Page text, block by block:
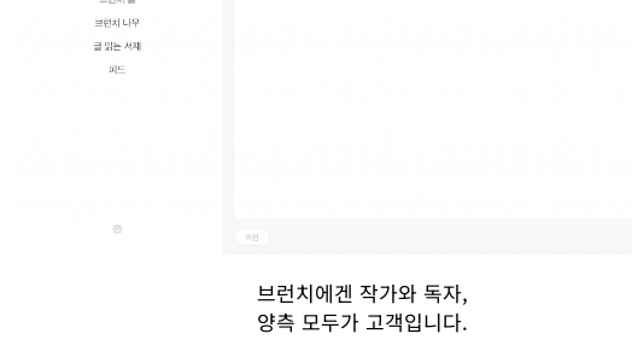
브런치에겐 작가와 독자,
양측 모두가 고객입니다.